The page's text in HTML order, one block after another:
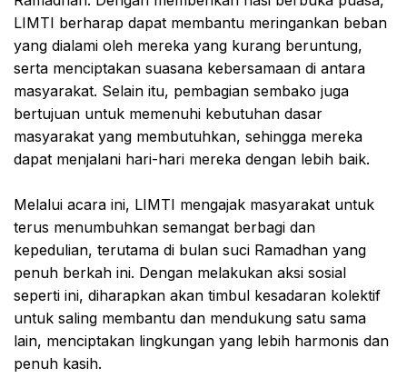
LIMTI berharap dapat membantu meringankan beban
yang dialami oleh mereka yang kurang beruntung,
serta menciptakan suasana kebersamaan di antara
masyarakat. Selain itu, pembagian sembako juga
bertujuan untuk memenuhi kebutuhan dasar
masyarakat yang membutuhkan, sehingga mereka
dapat menjalani hari-hari mereka dengan lebih baik.
Melalui acara ini, LIMTI mengajak masyarakat untuk
terus menumbuhkan semangat berbagi dan
kepedulian, terutama di bulan suci Ramadhan yang
penuh berkah ini. Dengan melakukan aksi sosial
seperti ini, diharapkan akan timbul kesadaran kolektif
untuk saling membantu dan mendukung satu sama
lain, menciptakan lingkungan yang lebih harmonis dan
penuh kasih.